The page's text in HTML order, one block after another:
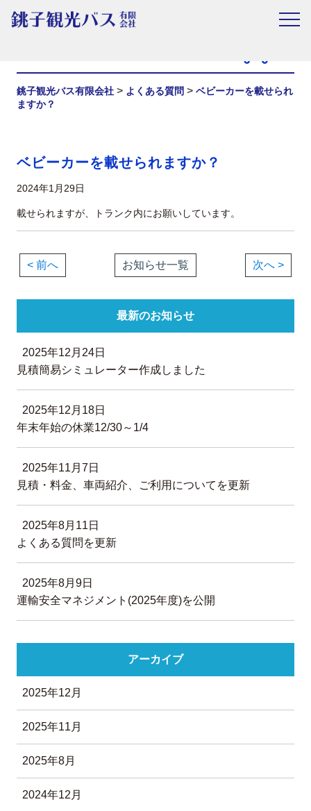
銚子観光バス有限会社 > よくある質問 > ベビーカーを載せられ
ますか？
ベビーカーを載せられますか？
2024年1月29日
載せられますが、トランク内にお願いしています。
< 前へ お知らせ一覧 次へ >
最新のお知らせ
2025年12月24日
見積簡易シミュレーター作成しました
2025年12月18日
年末年始の休業12/30～1/4
2025年11月7日
見積・料金、車両紹介、ご利用についてを更新
2025年8月11日
よくある質問を更新
2025年8月9日
運輸安全マネジメント(2025年度)を公開
アーカイブ
2025年12月
2025年11月
2025年8月
2024年12月